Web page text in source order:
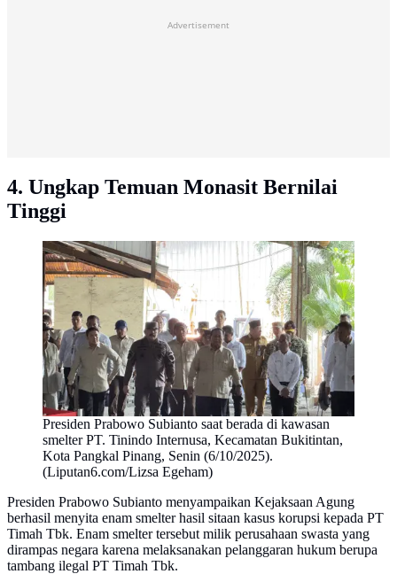
Advertisement
4. Ungkap Temuan Monasit Bernilai
Tinggi
Presiden Prabowo Subianto saat berada di kawasan
smelter PT. Tinindo Internusa, Kecamatan Bukitintan,
Kota Pangkal Pinang, Senin (6/10/2025).
(Liputan6.com/Lizsa Egeham)
Presiden Prabowo Subianto menyampaikan Kejaksaan Agung
berhasil menyita enam smelter hasil sitaan kasus korupsi kepada PT
Timah Tbk. Enam smelter tersebut milik perusahaan swasta yang
dirampas negara karena melaksanakan pelanggaran hukum berupa
tambang ilegal PT Timah Tbk.